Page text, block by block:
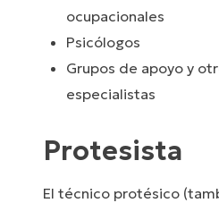
ocupacionales
Psicólogos
Grupos de apoyo y
especialistas
Protesista
El técnico protésico